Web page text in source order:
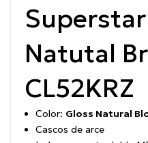
Natutal
CL52KRZ
Color: Gloss Natural
Cascos de arce